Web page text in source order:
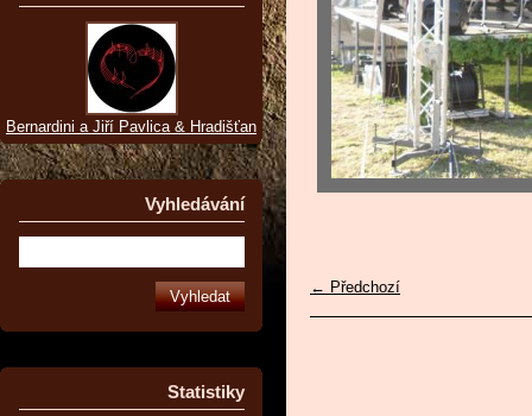
← Předchozí
Bernardini a Jiří Pavlica & Hradišťan
Vyhledávání
Statistiky